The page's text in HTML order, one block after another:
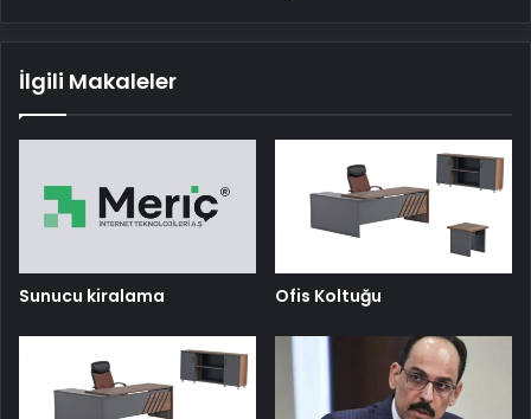
İlgili Makaleler
Sunucu kiralama Ofis Koltuğu